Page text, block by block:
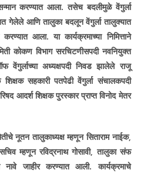
करण्यात आला. तसेच बदलीमुळे वेंगुर्ला
गेलेले आणि तालुका बदलून वेंगुर्ला तालुक्यात
आला. या कार्यक्रमाच्या निमित्ताने
कोकण विभाग सरचिटणीसपदी नवनियुक्त
वेंगुर्लाच्या अध्यक्षपदी निवड झालेले राजू
शिक्षक सहकारी पतपेढी वेंगुर्ला संचालकपदी
आदर्श शिक्षक पुरस्कार प्राप्त विनोद मेतर
नूतन तालुकाध्यक्ष म्हणून सिताराम नाईक,
म्हणून रविद्रनाथ गोसावी,तालुका संफ
जाहीर करण्यात आली. कार्यक्रमाचे